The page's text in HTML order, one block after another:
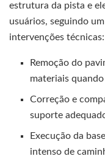
estrutura da pista e
usuários, seguindo
intervenções técnicas:
Remoção do
materiais
Correção e
suporte
Execução da
intenso de